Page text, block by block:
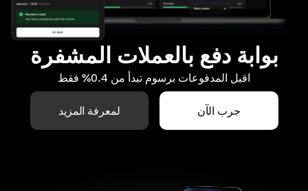
بوابة دفع بالعملات المشفرة
اقبل المدفوعات برسوم تبدأ من 0.4% فقط
جرب الآن لمعرفة المزيد